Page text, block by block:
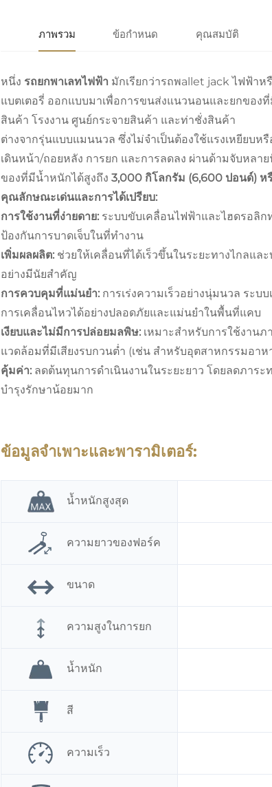
ภาพรวม ข้อกำหนด คุณสมบัติ
หนึ่ง รถยกพาเลทไฟฟ้า มักเรียกว่ารถพallet jack ไฟฟ้า
แบตเตอรี่ ออกแบบมาเพื่อการขนส่งแนวนอนและยกขอ
สินค้า โรงงาน ศูนย์กระจายสินค้า และท่าชั่งสินค้า
ต่างจากรุ่นแบบแมนนวล ซึ่งไม่จำเป็นต้องใช้แรงเหยียบ
เดินหน้า/ถอยหลัง การยก และการลดลง ผ่านด้ามจับหล
ของที่มีน้ำหนักได้สูงถึง 3,000 กิโลกรัม (6,600 ปอนด์) ห
คุณลักษณะเด่นและการได้เปรียบ:
การใช้งานที่ง่ายดาย: ระบบขับเคลื่อนไฟฟ้าและไฮดรอลิ
ป้องกันการบาดเจ็บในที่ทำงาน
เพิ่มผลผลิต: ช่วยให้เคลื่อนที่ได้เร็วขึ้นในระยะทางไกลแล
อย่างมีนัยสำคัญ
การควบคุมที่แม่นยำ: การเร่งความเร็วอย่างนุ่มนวล ระบ
การเคลื่อนไหวได้อย่างปลอดภัยและแม่นยำในพื้นที่แคบ
เงียบและไม่มีการปล่อยมลพิษ: เหมาะสำหรับการใช้งาน
แวดล้อมที่มีเสียงรบกวนต่ำ (เช่น สำหรับอุตสาหกรรมอา
คุ้มค่า: ลดต้นทุนการดำเนินงานในระยะยาว โดยลดภาร
บำรุงรักษาน้อยมาก
ข้อมูลจำเพาะและพารามิเตอร์:
น้ำหนักสูงสุด
ความยาวของฟอร์ค
ขนาด
ความสูงในการยก
น้ำหนัก
สี
ความเร็ว